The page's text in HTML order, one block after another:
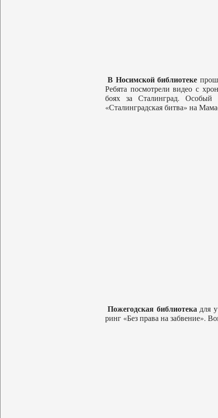
В Носимской библиотеке
Ребята посмотрели видео с
боях за Сталинград. Особый
«Сталинградская битва» на
Пожегодская библиотека для
ринг «Без права на забвение».